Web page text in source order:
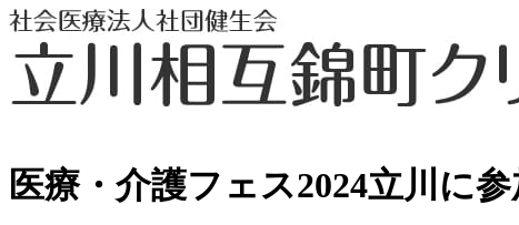
医療・介護フェス2024立川に